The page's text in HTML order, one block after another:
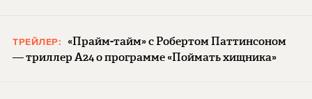
ТРЕЙЛЕР:
«Прайм-тайм» с Робертом Паттинсоном
— триллер A24 о программе «Поймать хищника»